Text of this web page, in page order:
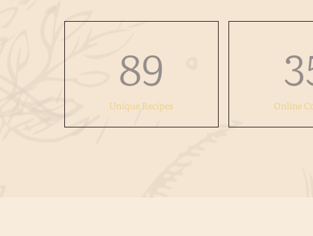
89
Unique Recipes Online